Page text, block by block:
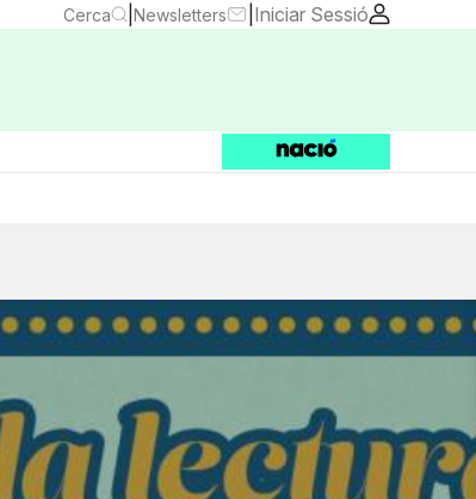
Cerca Newsletters Iniciar Sessió